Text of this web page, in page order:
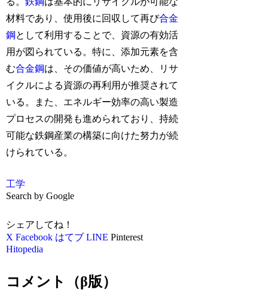
材料であり、使用後に回収して再び合金
鋼 として利用することで、資源の有効活
用が図られている。特に、添加元素を含
む合金鋼は、その価値が高いため、リサ
イクルによる資源の再利用が推奨されて
いる。また、エネルギー効率の高い製造
プロセスの開発も進められており、持続
可能な鉄鋼産業の構築に向けた努力が続
けられている。
工学
Search by Google
シェアしてね！
X Facebook はてブ LINE Pinterest
Hitopedia
コメント（β版）